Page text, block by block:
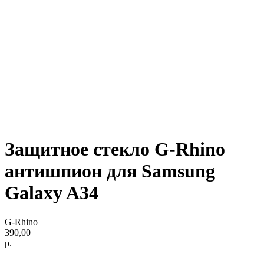
Защитное стекло G-Rhino
антишпион для Samsung
Galaxy A34
G-Rhino
390,00
р.